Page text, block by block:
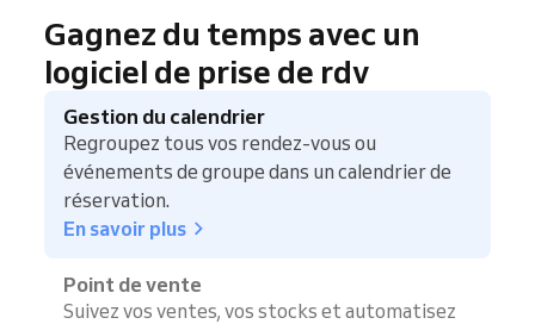
Gagnez du temps avec un
logiciel de prise de rdv
Gestion du calendrier
Regroupez tous vos rendez-vous ou
événements de groupe dans un calendrier de
réservation.
En savoir plus
Point de vente
Suivez vos ventes, vos stocks et automatisez